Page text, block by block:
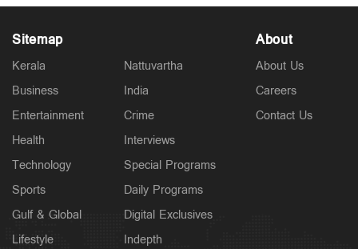
Sitemap
Kerala
Business
Entertainment
Health
Technology
Sports
Gulf & Global
Lifestyle
Nattuvartha
India
Crime
Interviews
Special Programs
Daily Programs
Digital Exclusives
Indepth
About
About Us
Careers
Contact Us